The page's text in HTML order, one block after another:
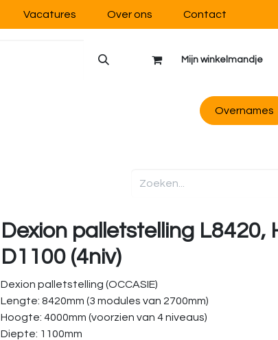
Vacatures Over ons Contact
Mijn winkelmandje
Overnames
Dexion palletstelling L8420,
D1100 (4niv)
Dexion palletstelling (OCCASIE)
Lengte: 8420mm (3 modules van 2700mm)
Hoogte: 4000mm (voorzien van 4 niveaus)
Diepte: 1100mm